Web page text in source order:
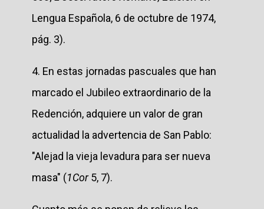
Lengua Española, 6 de octubre de 1974,
pág. 3).
4. En estas jornadas pascuales que han
marcado el Jubileo extraordinario de la
Redención, adquiere un valor de gran
actualidad la advertencia de San Pablo:
"Alejad la vieja levadura para ser nueva
masa" (1Cor5, 7).